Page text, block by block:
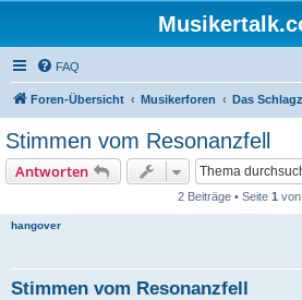
FAQ
Foren-Übersicht Musikerforen Das
Stimmen vom Resonanzfell
Antworten
2 Beiträge • Seite 1 von
hangover
Stimmen vom Resonanzfell